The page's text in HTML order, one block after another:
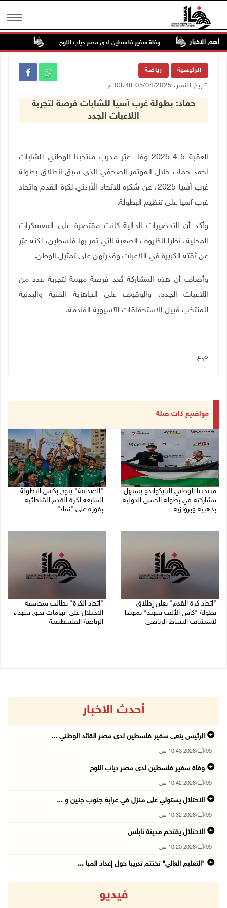
MENU أهم الاخبار وفاة سفير فلسطين لدى مصر دياب اللوح
الرئيسية رياضة
تاريخ النشر: 05/04/2025 03:48 م
حماد: بطولة غرب آسيا للشابات فرصة لتجربة
اللاعبات الجدد
العقبة 5-4-2025 وفا- عبّر مدرب منتخبنا الوطني للشابات
أحمد حماد، خلال المؤتمر الصحفي الذي سبق انطلاق بطولة
غرب آسيا 2025، عن شكره للاتحاد الأردني لكرة القدم واتحاد
غرب آسيا على تنظيم البطولة.
وأكد أن التحضيرات الحالية كانت مقتصرة على المعسكرات
المحلية، نظرا للظروف الصعبة التي تمر بها فلسطين، لكنه عبّر
عن ثقته الكبيرة في اللاعبات وقدرتهن على تمثيل الوطن.
وأضاف أن هذه المشاركة تُعد فرصة مهمة لتجربة عدد من
اللاعبات الجدد، والوقوف على الجاهزية الفنية والبدنية
للمنتخب قبيل الاستحقاقات الآسيوية القادمة.
ــــــــ
م.ع
مواضيع ذات صلة
منتخبنا الوطني للتايكواندو يستهل
مشاركته في بطولة الحسن الدولية
بذهبية وبرونزية
"الصداقة" يتوج بكأس البطولة
السابعة لكرة القدم الشاطئية
بفوزه على "نماء"
"اتحاد كرة القدم" يعلن إطلاق
بطولة "كأس الألف شهيد" تمهيدا
لاستئناف النشاط الرياضي
"اتحاد الكرة" يطالب بمحاسبة
الاحتلال على اتهامات بحق شهداء
الرياضة الفلسطينية
أحدث الاخبار
الرئيس ينعى سفير فلسطين لدى مصر القائد الوطني ...
09/آب/2026 10:43 ص
وفاة سفير فلسطين لدى مصر دياب اللوح
09/آب/2026 10:42 ص
الاحتلال يستولي على منزل في عرابة جنوب جنين و ...
09/آب/2026 10:32 ص
الاحتلال يقتحم مدينة نابلس
09/آب/2026 10:20 ص
"التعليم العالي" تختتم تدريبا حول إعداد المبا ...
وفاة شابة متأثرة بإصابتها جراء حادث سير قرب ج ...
فيديو